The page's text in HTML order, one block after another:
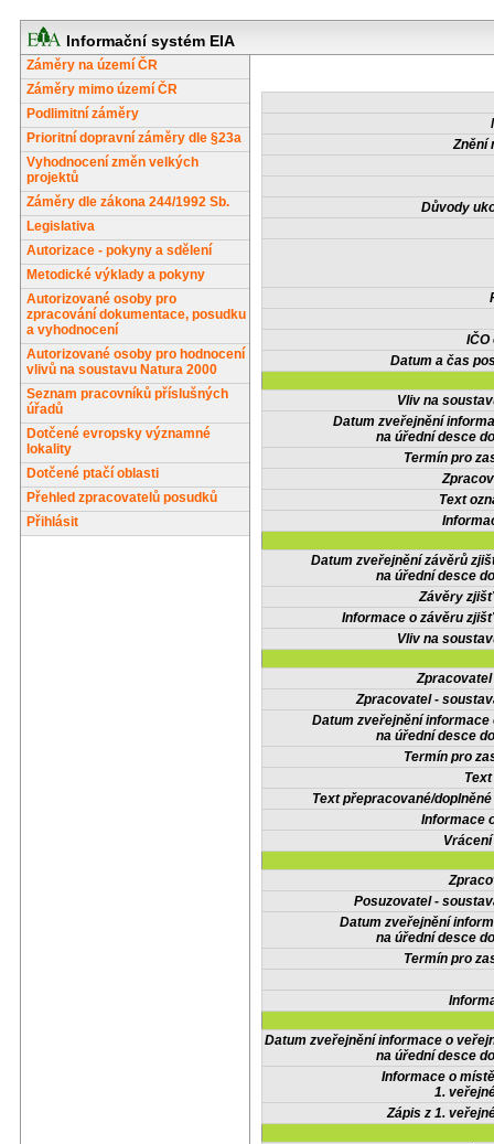
Informační systém EIA
Záměry na území ČR
Záměry mimo území ČR
Podlimitní záměry
Prioritní dopravní záměry dle §23a
Vyhodnocení změn velkých
projektů
Záměry dle zákona 244/1992 Sb.
Legislativa
Autorizace - pokyny a sdělení
Metodické výklady a pokyny
Autorizované osoby pro
zpracování dokumentace, posudku
a vyhodnocení
Autorizované osoby pro hodnocení
vlivů na soustavu Natura 2000
Seznam pracovníků příslušných
úřadů
Dotčené evropsky významné
lokality
Dotčené ptačí oblasti
Přehled zpracovatelů posudků
Přihlásit
Znění
Důvody
IČO
Datum a čas
Vliv na
Datum zveřejnění
na úřední desce
Termín pro
Text
Datum zveřejnění závěrů
na úřední desce
Závěry
Informace o závěru
Vliv na
Zpracovatel -
Datum zveřejnění informace
na úřední desce
Termín pro
Text přepracované/
Informace
Posuzovatel -
Datum zveřejnění
na úřední desce
Termín pro
Datum zveřejnění informace o
na úřední desce
Informace o
1.
Zápis z 1.